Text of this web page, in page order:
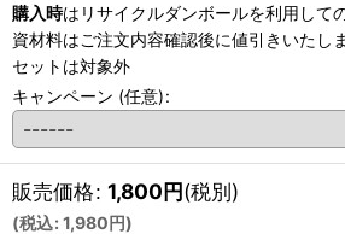
購入時はリサイクルダンボールを利用して
資材料はご注文内容確認後に値引きいたし
セットは対象外
キャンペーン (任意):
販売価格: 1,800円(税別)
(税込:1,980円)